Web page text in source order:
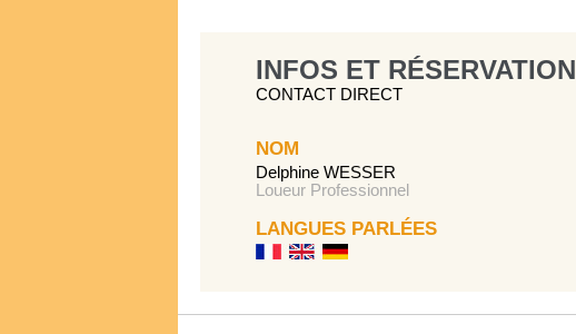
INFOS ET RÉSERVATION
CONTACT DIRECT
NOM
Delphine WESSER
Loueur Professionnel
LANGUES PARLÉES